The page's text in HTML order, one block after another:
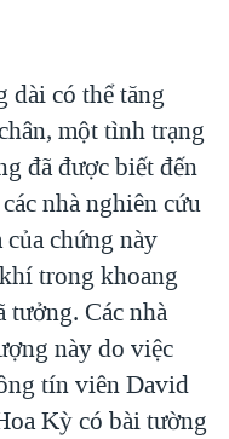
MỸ: QUÁ KHỨ VÀ HIỆN
THẮNG CUỘC'
dài có thể tăng
một tình trạng
đã được biết đến
nhà nghiên cứu
chứng này
trong khoang
tưởng. Các nhà
này do việc
tín viên David
Kỳ có bài tường